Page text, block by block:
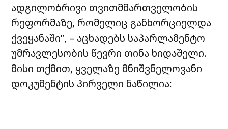
ადგილობრივი თვითმმართველობის
რეფორმაზე, რომელიც განხორციელდა
ქვეყანაში”, – აცხადებს საპარლამენტო
უმრავლესობის წევრი თინა ხიდაშელი.
მისი თქმით, ყველაზე მნიშვნელოვანი
დოკუმენტის პირველი ნაწილია: